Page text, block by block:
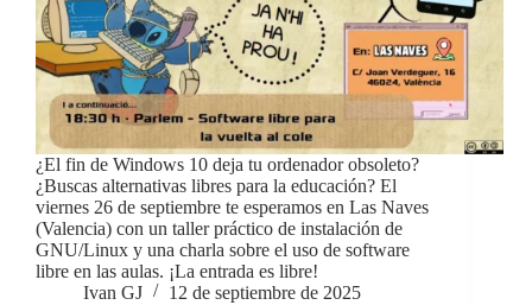
¿El fin de Windows 10 deja tu ordenador obsoleto?
¿Buscas alternativas libres para la educación? El
viernes 26 de septiembre te esperamos en Las Naves
(Valencia) con un taller práctico de instalación de
GNU/Linux y una charla sobre el uso de software
libre en las aulas. ¡La entrada es libre!
Ivan GJ
12 de septiembre de 2025